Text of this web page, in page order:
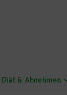
Diät & Abnehmen